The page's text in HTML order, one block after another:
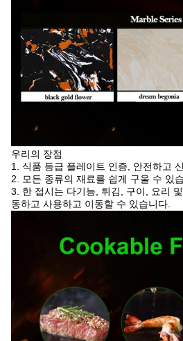
우리의 장점
1. 식품 등급 플레이트 인증, 안전하고
2. 모든 종류의 재료를 쉽게 구울 수 있
3. 한 접시는 다기능, 튀김, 구이, 요리
동하고 사용하고 이동할 수 있습니다.